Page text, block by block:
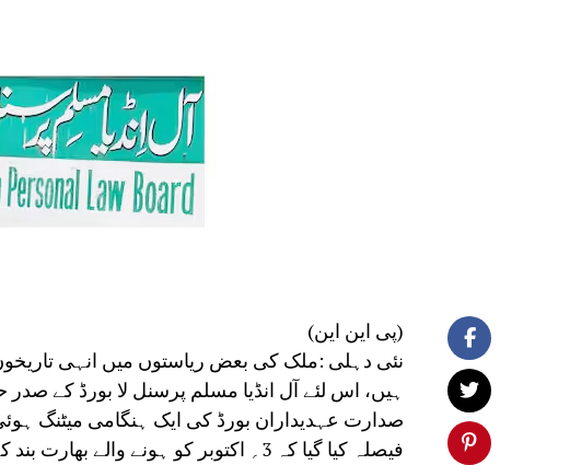
(پی این این)
نئی دہلی :ملک کی بعض ریاستوں میں انہی
ہیں، اس لئے آل انڈیا مسلم پرسنل لا بورڈ کے
صدارت عہدیداران بورڈ کی ایک ہنگامی میٹنگ